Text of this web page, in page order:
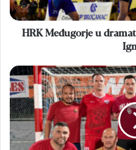
Igman
HRK Međugorje u
Veterani
Brotnja
izborili
osminu
finala
turnira
Krehin